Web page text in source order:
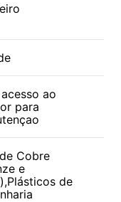
ao
para
Cobre
e
de